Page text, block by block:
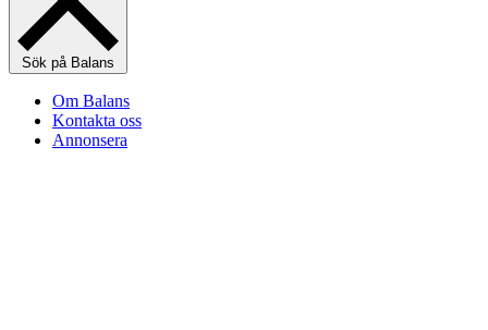
Sök på Balans
Om Balans
Kontakta oss
Annonsera